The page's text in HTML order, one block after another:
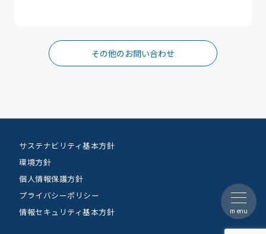
その他のお問い合わせ
サステナビリティ基本方針
環境方針
個人情報保護方針
プライバシーポリシー
情報セキュリティ基本方針
menu